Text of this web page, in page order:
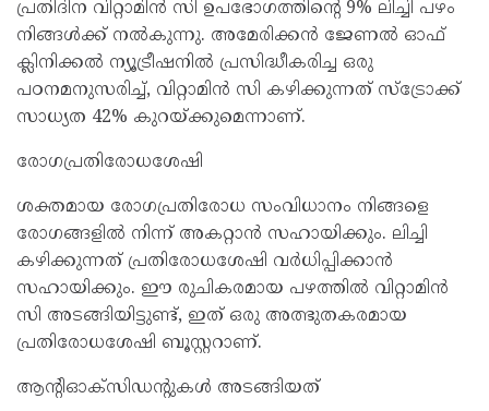
പ്രതിദിന വിറ്റാമിന്‍ സി ഉപഭോഗത്തിന്റെ 9% ലിച്ചി പഴം
നിങ്ങള്‍ക്ക് നല്‍കുന്നു. അമേരിക്കന്‍ ജേണല്‍ ഓഫ്
ക്ലിനിക്കല്‍ ന്യൂട്രീഷനില്‍ പ്രസിദ്ധീകരിച്ച ഒരു
പഠനമനുസരിച്ച്, വിറ്റാമിന്‍ സി കഴിക്കുന്നത് സ്‌ട്രോക്ക്
സാധ്യത 42% കുറയ്ക്കുമെന്നാണ്.
രോഗപ്രതിരോധശേഷി
ശക്തമായ രോഗപ്രതിരോധ സംവിധാനം നിങ്ങളെ
രോഗങ്ങളില്‍ നിന്ന് അകറ്റാന്‍ സഹായിക്കും. ലിച്ചി
കഴിക്കുന്നത് പ്രതിരോധശേഷി വര്‍ധിപ്പിക്കാന്‍
സഹായിക്കും. ഈ രുചികരമായ പഴത്തില്‍ വിറ്റാമിന്‍
സി അടങ്ങിയിട്ടുണ്ട്, ഇത് ഒരു അത്ഭുതകരമായ
പ്രതിരോധശേഷി ബൂസ്റ്ററാണ്.
ആന്റിഓക്സിഡന്റുകള്‍ അടങ്ങിയത്